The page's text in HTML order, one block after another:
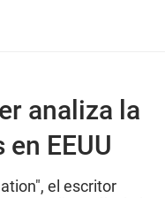
analiza la
EEUU
el escritor